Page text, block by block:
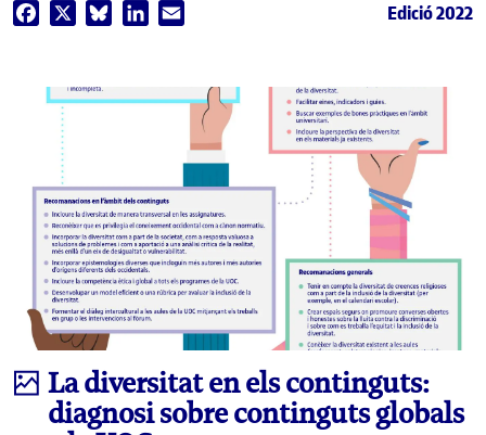
Facebook BlueskyLinkedIn Edició 2022
Infografia
La diversitat en els continguts:
diagnosi sobre continguts globals